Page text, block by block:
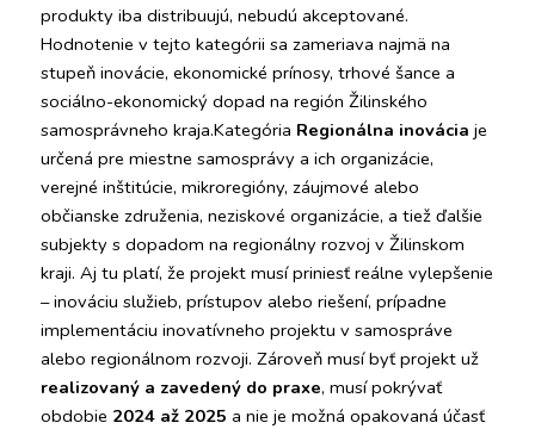
produkty iba distribuujú, nebudú akceptované.
Hodnotenie v tejto kategórii sa zameriava najmä na
stupeň inovácie, ekonomické prínosy, trhové šance a
sociálno-ekonomický dopad na región Žilinského
samosprávneho kraja.Kategória Regionálna inovácia je
určená pre miestne samosprávy a ich organizácie,
verejné inštitúcie, mikroregióny, záujmové alebo
občianske združenia, neziskové organizácie, a tiež ďalšie
subjekty s dopadom na regionálny rozvoj v Žilinskom
kraji. Aj tu platí, že projekt musí priniesť reálne vylepšenie
– inováciu služieb, prístupov alebo riešení, prípadne
implementáciu inovatívneho projektu v samospráve
realizovaný a zavedený do praxe, musí pokrývať
obdobie 2024 až 2025 a nie je možná opakovaná účasť